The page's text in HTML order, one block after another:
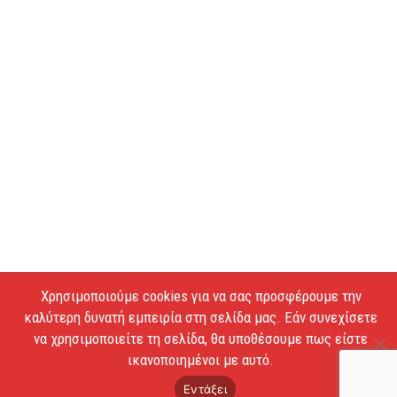
Χρησιμοποιούμε cookies για να σας προσφέρουμε την
καλύτερη δυνατή εμπειρία στη σελίδα μας. Εάν συνεχίσετε
να χρησιμοποιείτε τη σελίδα, θα υποθέσουμε πως είστε
ικανοποιημένοι με αυτό.
Εντάξει